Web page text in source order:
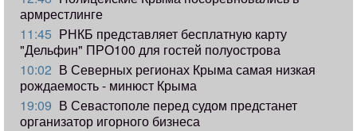
армрестлинге
11:45 РНКБ представляет бесплатную карту
"Дельфин" ПРО100 для гостей полуострова
10:02 В Северных регионах Крыма самая низкая
рождаемость - минюст Крыма
19:09 В Севастополе перед судом предстанет
организатор игорного бизнеса